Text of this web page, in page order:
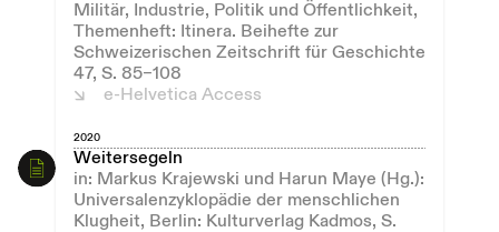
Militär, Industrie, Politik und Öffentlichkeit,
Themenheft: Itinera. Beihefte zur
Schweizerischen Zeitschrift für Geschichte
47, S. 85–108
e-Helvetica Access
2020
Weitersegeln
in: Markus Krajewski und Harun Maye (Hg.):
Universalenzyklopädie der menschlichen
Klugheit, Berlin: Kulturverlag Kadmos, S.